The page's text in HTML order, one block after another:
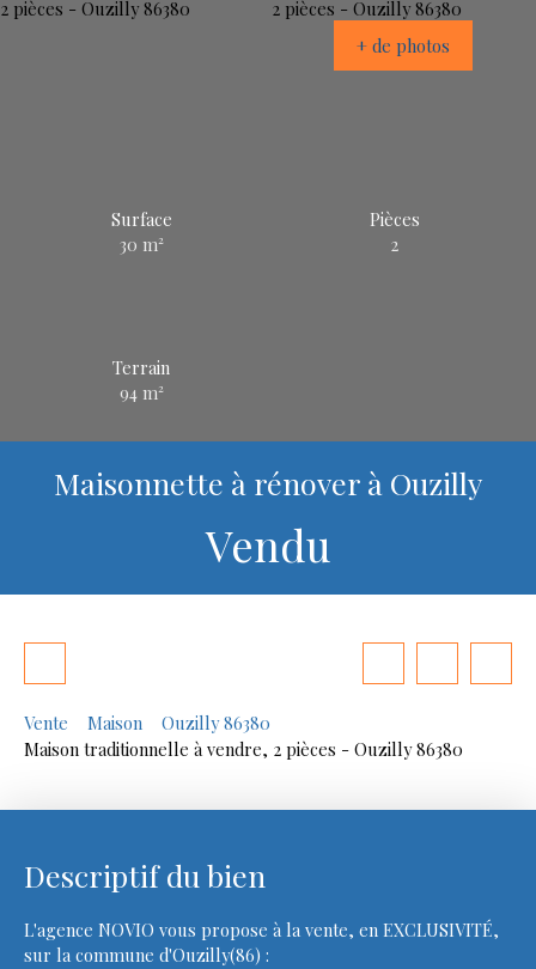
+ de photos
Surface
30 m²
Pièces
2
Terrain
94 m²
Maisonnette à rénover à Ouzilly
Vendu
Vente Maison
Ouzilly 86380
Maison traditionnelle à vendre, 2 pièces - Ouzilly 86380
Descriptif du bien
L'agence NOVIO vous propose à la vente, en EXCLUSIVITÉ,
sur la commune d'Ouzilly(86) :